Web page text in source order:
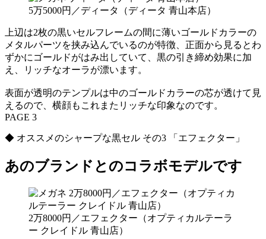
5万5000円／ディータ（ディータ 青山本店）
上辺は2枚の黒いセルフレームの間に薄いゴールドカラーの
メタルパーツを挟み込んでいるのが特徴、正面から見るとわ
ずかにゴールドがはみ出していて、黒の引き締め効果に加
え、リッチなオーラが漂います。
表面が透明のテンプルは中のゴールドカラーの芯が透けて見
えるので、横顔もこれまたリッチな印象なのです。
PAGE 3
◆ オススメのシャープな黒セル その3 「エフェクター」
あのブランドとのコラボモデルです
2万8000円／エフェクター（オプティカルテーラ
ー クレイドル 青山店）